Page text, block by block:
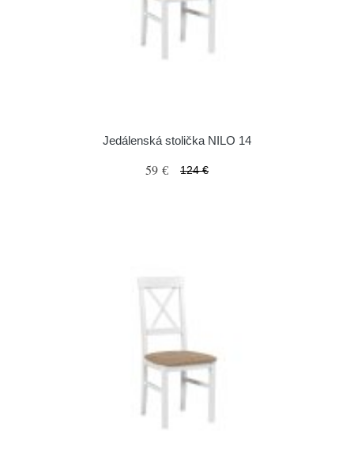
Jedálenská stolička NILO 14
59 € 124 €